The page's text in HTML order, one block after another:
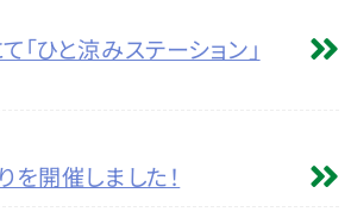
ひと涼みステーション」
開催しました！